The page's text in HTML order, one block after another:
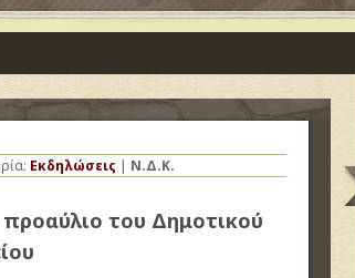
Εκδηλώσεις | Ν.Δ.Κ.
του Δημοτικού